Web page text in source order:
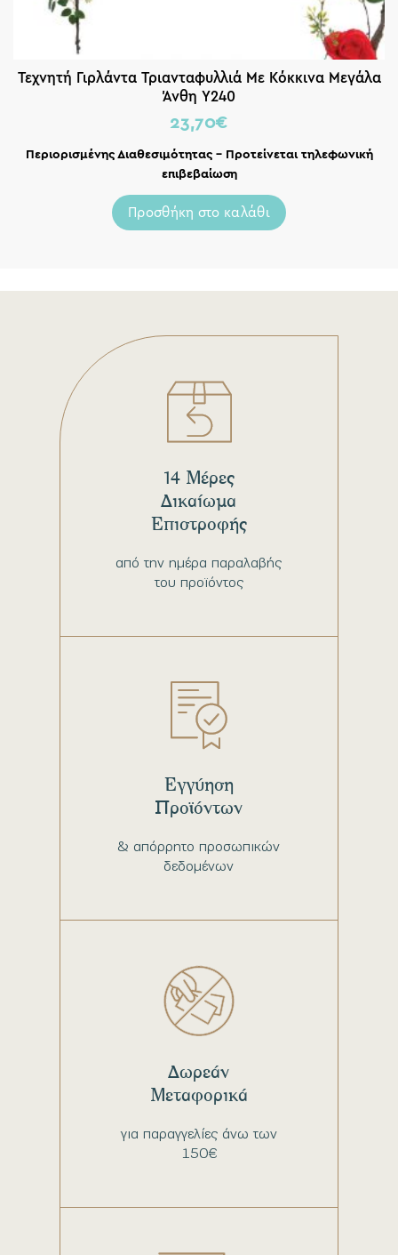
Τεχνητή Γιρλάντα Τριανταφυλλιά Με Κόκκινα Μεγάλα
Άνθη Υ240
23,70€
Περιορισμένης Διαθεσιμότητας – Προτείνεται τηλεφωνική
επιβεβαίωση
Προσθήκη στο καλάθι
από την ημέρα παραλαβής
του προϊόντος
14 Μέρες
Δικαίωμα
Επιστροφής
& απόρρητο προσωπικών
δεδομένων
Εγγύηση
Προϊόντων
για παραγγελίες άνω των
150€
Δωρεάν
Μεταφορικά